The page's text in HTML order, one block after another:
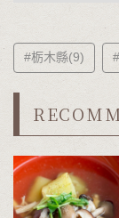
#栃木縣(9)